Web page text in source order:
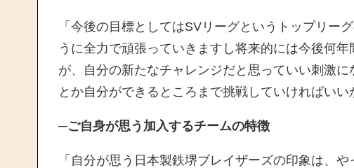
「今後の目標としてはSVリーグというトップリー
うに全力で頑張っていきますし将来的には今後何
が、自分の新たなチャレンジだと思っていい刺激
とか自分ができるところまで挑戦していければいい
─ご自身が思う加入するチームの特徴
「自分が思う日本製鉄堺ブレイザーズの印象は、